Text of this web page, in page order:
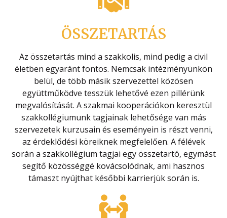
ÖSSZETARTÁS
Az összetartás mind a szakkolis, mind pedig a civil
életben egyaránt fontos. Nemcsak intézményünkön
belül, de több másik szervezettel közösen
együttműködve tesszük lehetővé ezen pillérünk
megvalósítását. A szakmai kooperációkon keresztül
szakkollégiumunk tagjainak lehetősége van más
szervezetek kurzusain és eseményein is részt venni,
az érdeklődési köreiknek megfelelően. A félévek
során a szakkollégium tagjai egy összetartó, egymást
segítő közösséggé kovácsolódnak, ami hasznos
támaszt nyújthat későbbi karrierjük során is.